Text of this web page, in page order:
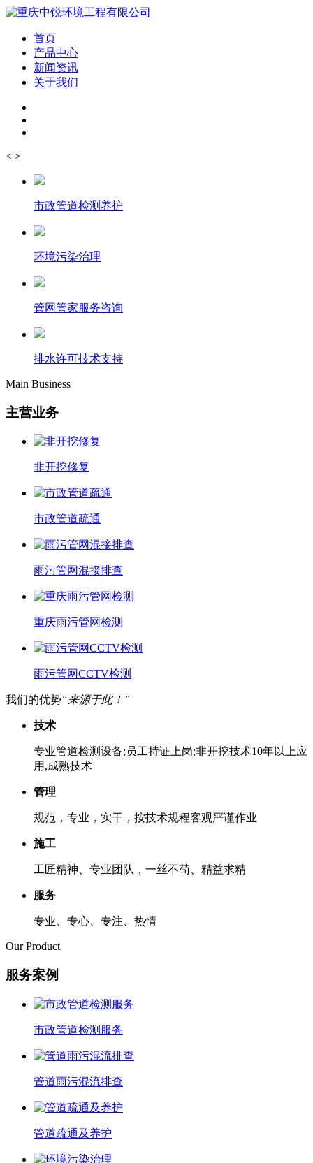
首页
产品中心
新闻资讯
关于我们
< >
市政管道检测养护
环境污染治理
管网管家服务咨询
排水许可技术支持
Main Business
主营业务
非开挖修复
市政管道疏通
雨污管网混接排查
重庆雨污管网检测
雨污管网CCTV检测
我们的优势“来源于此！”
技术
专业管道检测设备;员工持证上岗;非开挖技术10年以上应
用,成熟技术
管理
规范，专业，实干，按技术规程客观严谨作业
施工
工匠精神、专业团队，一丝不苟、精益求精
服务
专业、专心、专注、热情
Our Product
服务案例
市政管道检测服务
管道雨污混流排查
管道疏通及养护